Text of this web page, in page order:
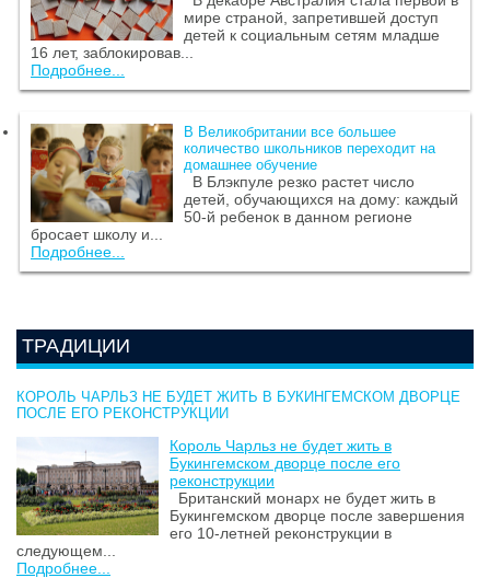
мире страной, запретившей доступ
детей к социальным сетям младше
16 лет, заблокировав...
Подробнее...
В Великобритании все большее
количество школьников переходит на
домашнее обучение
В Блэкпуле резко растет число
детей, обучающихся на дому: каждый
50-й ребенок в данном регионе
бросает школу и...
Подробнее...
ТРАДИЦИИ
КОРОЛЬ ЧАРЛЬЗ НЕ БУДЕТ ЖИТЬ В БУКИНГЕМСКОМ ДВОРЦЕ
ПОСЛЕ ЕГО РЕКОНСТРУКЦИИ
Король Чарльз не будет жить в
Букингемском дворце после его
реконструкции
Британский монарх не будет жить в
Букингемском дворце после завершения
его 10-летней реконструкции в
следующем...
Подробнее...